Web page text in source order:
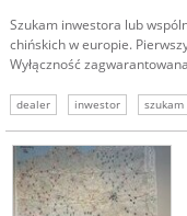
Szukam inwestora lub
chińskich w europie.
Wyłączność
dealer inwestor
inwestycja w handel